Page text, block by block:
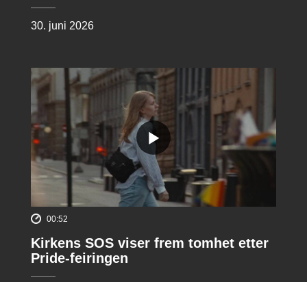
30. juni 2026
00:52
Kirkens SOS viser frem tomhet etter
Pride-feiringen